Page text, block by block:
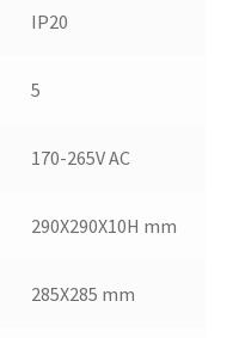
IP20
5
170-265V AC
290X290X10H mm
285X285 mm